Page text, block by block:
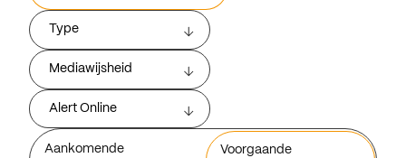
Type
Mediawijsheid
Alert Online
Aankomende
Voorgaande